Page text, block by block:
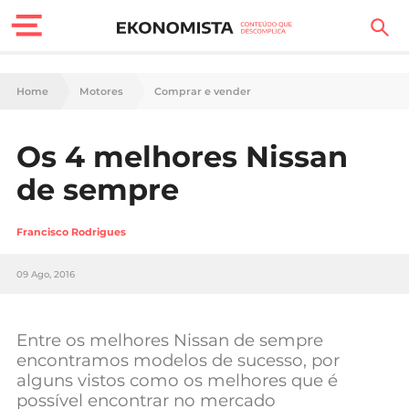
Finanças Pessoais
Carreira
Tecnologia
Negócios
Home Motores Comprar e vender
Os 4 melhores Nissan
de sempre
Francisco Rodrigues
09 Ago, 2016
Entre os melhores Nissan de sempre
encontramos modelos de sucesso, por
alguns vistos como os melhores que é
possível encontrar no mercado